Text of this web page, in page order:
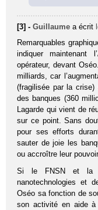
[3] -Guillaume a écrit
Remarquables
indiquer maintenant
opérateur, devant
milliards, car
(fragilisée par la crise)
des banques (360
Lagarde qui vient de
sur ce point. Sans
pour ses efforts
sauter de joie les
ou accroître leur
Si le FNSN et la
nanotechnologies et
Oséo sa fonction de
son activité en aide à